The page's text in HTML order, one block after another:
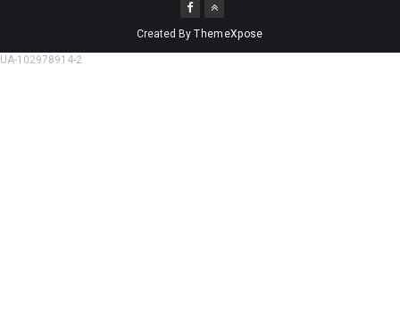
Created ByThemeXpose
UA-102978914-2